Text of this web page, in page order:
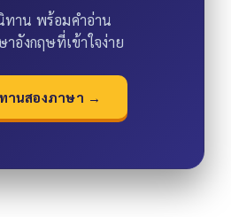
ทาน พร้อมคำอ่าน
าอังกฤษที่เข้าใจง่าย
านสองภาษา →